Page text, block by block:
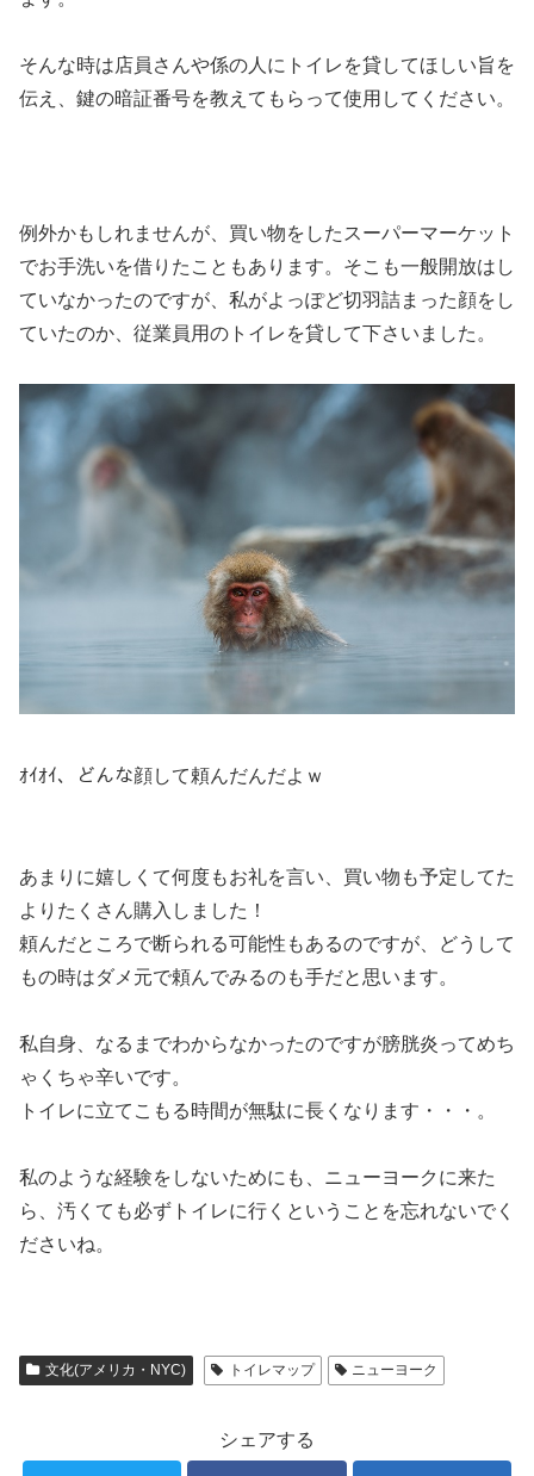
そんな時は店員さんや係の人にトイレを貸してほしい旨を
伝え、鍵の暗証番号を教えてもらって使用 してください。
例外かもしれませんが、買い物をしたスーパーマーケット
でお手洗いを借りたこともあります。そこも一般開放はし
ていなかったのですが、私がよっぽど切羽詰まった顔をし
ていたのか、従業員用のトイレを貸して下さいました。
ｵｲｵｲ、どんな顔して頼んだんだよｗ
あまりに嬉しくて何度もお礼を言い、買い物も予定してた
よりたくさん購入しました！
頼んだところで断られる可能性もあるのですが、どうして
もの時はダメ元で頼んでみるのも手だと思います。
私自身、なるまでわからなかったのですが膀胱炎ってめち
ゃくちゃ辛いです。
トイレに立てこもる時間が無駄に長くなります・・・。
私のような経験をしないためにも、 ニューヨークに来た
ら、汚くても必ずトイレに行く ということを忘れないでく
ださいね。
文化(アメリカ・NYC) トイレマップ ニューヨーク
シェアする